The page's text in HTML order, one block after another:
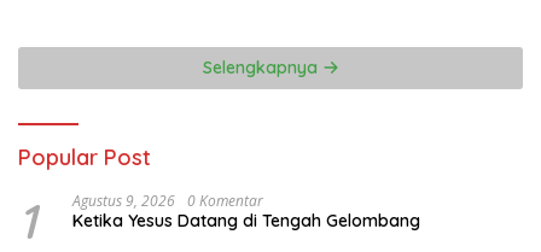
Selengkapnya
Popular Post
1 Agustus 9, 2026 0 Komentar
Ketika Yesus Datang di Tengah Gelombang